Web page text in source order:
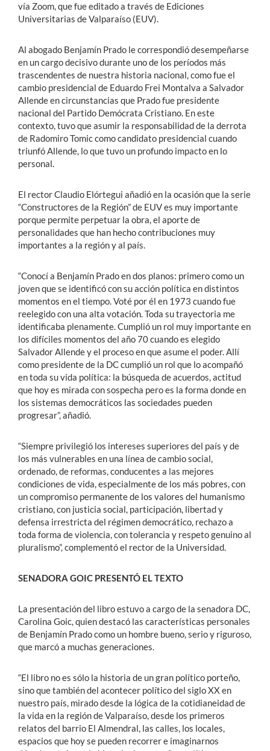
vía Zoom, que fue editado a través de Ediciones
Universitarias de Valparaíso (EUV).
Al abogado Benjamín Prado le correspondió desempeñarse
en un cargo decisivo durante uno de los períodos más
trascendentes de nuestra historia nacional, como fue el
cambio presidencial de Eduardo Frei Montalva a Salvador
Allende en circunstancias que Prado fue presidente
nacional del Partido Demócrata Cristiano. En este
contexto, tuvo que asumir la responsabilidad de la derrota
de Radomiro Tomic como candidato presidencial cuando
triunfó Allende, lo que tuvo un profundo impacto en lo
personal.
El rector Claudio Elórtegui añadió en la ocasión que la serie
“Constructores de la Región” de EUV es muy importante
porque permite perpetuar la obra, el aporte de
personalidades que han hecho contribuciones muy
importantes a la región y al país.
“Conocí a Benjamín Prado en dos planos: primero como un
joven que se identificó con su acción política en distintos
momentos en el tiempo. Voté por él en 1973 cuando fue
reelegido con una alta votación. Toda su trayectoria me
identificaba plenamente. Cumplió un rol muy importante en
los difíciles momentos del año 70 cuando es elegido
Salvador Allende y el proceso en que asume el poder. Allí
como presidente de la DC cumplió un rol que lo acompañó
en toda su vida política: la búsqueda de acuerdos, actitud
que hoy es mirada con sospecha pero es la forma donde en
los sistemas democráticos las sociedades pueden
progresar”, añadió.
“Siempre privilegió los intereses superiores del país y de
los más vulnerables en una línea de cambio social,
ordenado, de reformas, conducentes a las mejores
condiciones de vida, especialmente de los más pobres, con
un compromiso permanente de los valores del humanismo
cristiano, con justicia social, participación, libertad y
defensa irrestricta del régimen democrático, rechazo a
toda forma de violencia, con tolerancia y respeto genuino al
pluralismo”, complementó el rector de la Universidad.
SENADORA GOIC PRESENTÓ EL TEXTO
La presentación del libro estuvo a cargo de la senadora DC,
Carolina Goic, quien destacó las características personales
de Benjamín Prado como un hombre bueno, serio y riguroso,
que marcó a muchas generaciones.
“El libro no es sólo la historia de un gran político porteño,
sino que también del acontecer político del siglo XX en
nuestro país, mirado desde la lógica de la cotidianeidad de
la vida en la región de Valparaíso, desde los primeros
relatos del barrio El Almendral, las calles, los locales,
espacios que hoy se pueden recorrer e imaginarnos